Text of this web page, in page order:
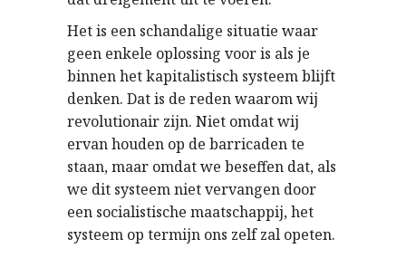
Het is een schandalige situatie waar
geen enkele oplossing voor is als je
binnen het kapitalistisch systeem blijft
denken. Dat is de reden waarom wij
revolutionair zijn. Niet omdat wij
ervan houden op de barricaden te
staan, maar omdat we beseffen dat, als
we dit systeem niet vervangen door
een socialistische maatschappij, het
systeem op termijn ons zelf zal opeten.